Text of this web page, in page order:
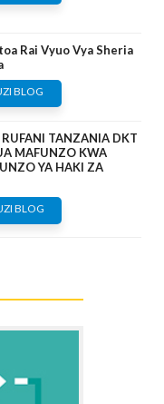
Rai Vyuo Vya Sheria
BLOG
TANZANIA DKT
MAFUNZO KWA
YA HAKI ZA
BLOG